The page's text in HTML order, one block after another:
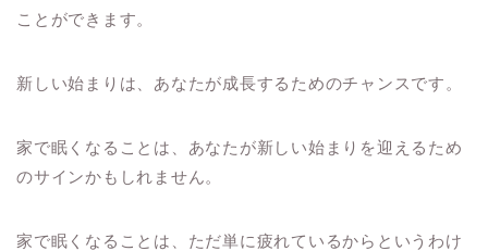
ことができます。
新しい始まりは、あなたが成長するためのチャンスです。
家で眠くなることは、あなたが新しい始まりを迎えるため
のサインかもしれません。
家で眠くなることは、ただ単に疲れているからというわけ